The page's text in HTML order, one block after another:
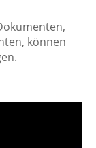
können